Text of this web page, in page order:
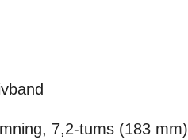
7,2-tums (183 mm)